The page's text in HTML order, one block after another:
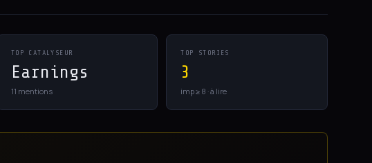
TOP CATALYSEUR
Earnings
11 mentions
TOP STORIES
3
imp ≥ 8 · à lire